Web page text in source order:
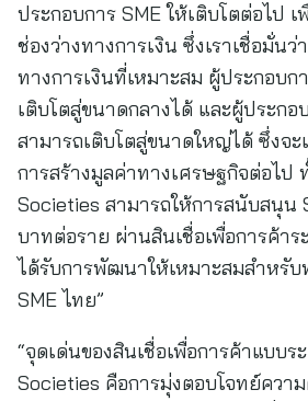
ประกอบการ SME ให้เติบโตต่อไป
ช่องว่างทางการเงิน ซึ่งเราเชื่อมั่นว่
ทางการเงินที่เหมาะสม ผู้ประกอบก
เติบโตสู่ขนาดกลางได้ และผู้ประกอ
สามารถเติบโตสู่ขนาดใหญ่ได้ ซึ่งจ
การสร้างมูลค่าทางเศรษฐกิจต่อไป
Societies สามารถให้การสนับสนุน
บาทต่อราย ผ่านสินเชื่อเพื่อการค้า
ได้รับการพัฒนาให้เหมาะสมสำหรับ
SME ไทย”
“จุดเด่นของสินเชื่อเพื่อการค้าแบบร
Societies คือการมุ่งตอบโจทย์ควา